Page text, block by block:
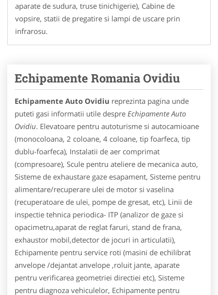
aparate de sudura, truse tinichigerie), Cabine de
vopsire, statii de pregatire si lampi de uscare prin
infrarosu.
Echipamente Romania Ovidiu
Echipamente Auto Ovidiu reprezinta pagina unde
puteti gasi informatii utile despre Echipamente Auto
Ovidiu. Elevatoare pentru autoturisme si autocamioane
(monocoloana, 2 coloane, 4 coloane, tip foarfeca, tip
dublu-foarfeca), Instalatii de aer comprimat
(compresoare), Scule pentru ateliere de mecanica auto,
Sisteme de exhaustare gaze esapament, Sisteme pentru
alimentare/recuperare ulei de motor si vaselina
(recuperatoare de ulei, pompe de gresat, etc), Linii de
inspectie tehnica periodica- ITP (analizor de gaze si
opacimetru,aparat de reglat faruri, stand de frana,
exhaustor mobil,detector de jocuri in articulatii),
Echipamente pentru service roti (masini de echilibrat
anvelope /dejantat anvelope ,roluit jante, aparate
pentru verificarea geometriei directiei etc), Sisteme
pentru diagnoza vehiculelor, Echipamente pentru